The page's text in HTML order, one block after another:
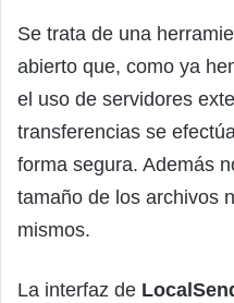
Se trata de una
abierto que, como ya
el uso de servidores
transferencias se
forma segura. Además
tamaño de los archivos
mismos.
La interfaz de